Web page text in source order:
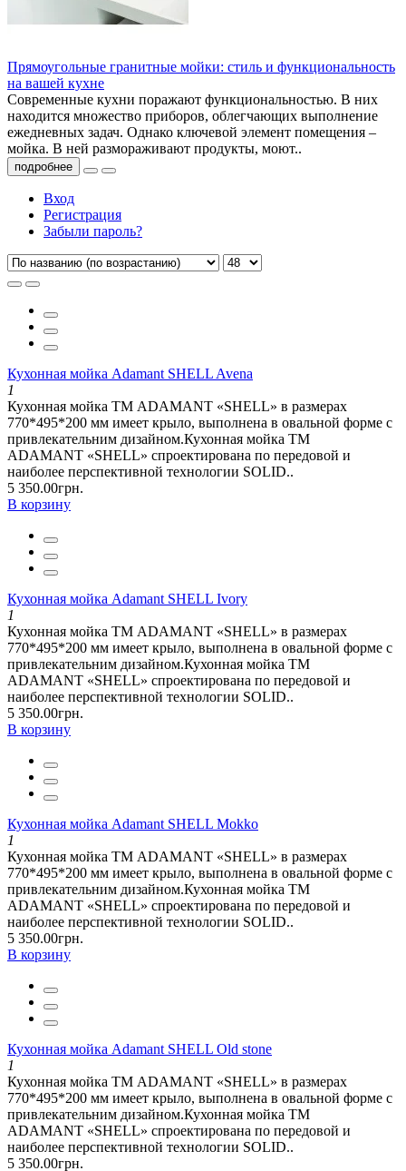
Прямоугольные гранитные мойки: стиль и функциональность
на вашей кухне
Современные кухни поражают функциональностью. В них
находится множество приборов, облегчающих выполнение
ежедневных задач. Однако ключевой элемент помещения –
мойка. В ней размораживают продукты, моют..
подробнее
Вход
Регистрация
Забыли пароль?
Кухонная мойка Adamant SHELL Avena
1
Кухонная мойка ТМ ADAMANT «SHELL» в размерах
770*495*200 мм имеет крыло, выполнена в овальной форме с
привлекательним дизайном.Кухонная мойка ТМ
ADAMANT «SHELL» спроектирована по передовой и
наиболее перспективной технологии SOLID..
5 350.00грн.
В корзину
Кухонная мойка Adamant SHELL Ivory
1
Кухонная мойка ТМ ADAMANT «SHELL» в размерах
770*495*200 мм имеет крыло, выполнена в овальной форме с
привлекательним дизайном.Кухонная мойка ТМ
ADAMANT «SHELL» спроектирована по передовой и
наиболее перспективной технологии SOLID..
5 350.00грн.
В корзину
Кухонная мойка Adamant SHELL Mokko
1
Кухонная мойка ТМ ADAMANT «SHELL» в размерах
770*495*200 мм имеет крыло, выполнена в овальной форме с
привлекательним дизайном.Кухонная мойка ТМ
ADAMANT «SHELL» спроектирована по передовой и
наиболее перспективной технологии SOLID..
5 350.00грн.
В корзину
Кухонная мойка Adamant SHELL Old stone
1
Кухонная мойка ТМ ADAMANT «SHELL» в размерах
770*495*200 мм имеет крыло, выполнена в овальной форме с
привлекательним дизайном.Кухонная мойка ТМ
ADAMANT «SHELL» спроектирована по передовой и
наиболее перспективной технологии SOLID..
5 350.00грн.